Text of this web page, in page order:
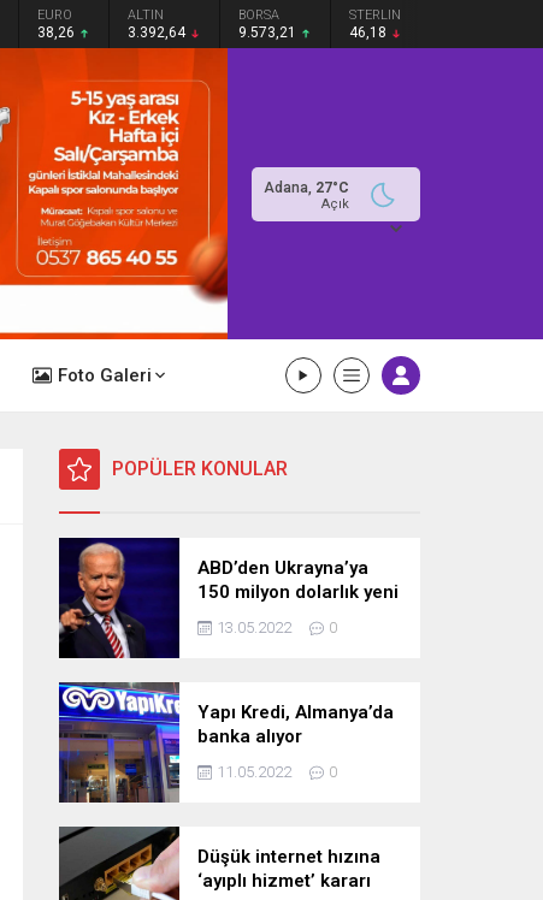
EURO
38,26
ALTIN
3.392,64
BORSA
9.573,21
STERLIN
46,18
Adana, 27°C
Açık
Foto Galeri
POPÜLER KONULAR
ABD’den Ukrayna’ya
150 milyon dolarlık yeni
askeri yardım
13.05.2022 0
Yapı Kredi, Almanya’da
banka alıyor
11.05.2022 0
Düşük internet hızına
‘ayıplı hizmet’ kararı